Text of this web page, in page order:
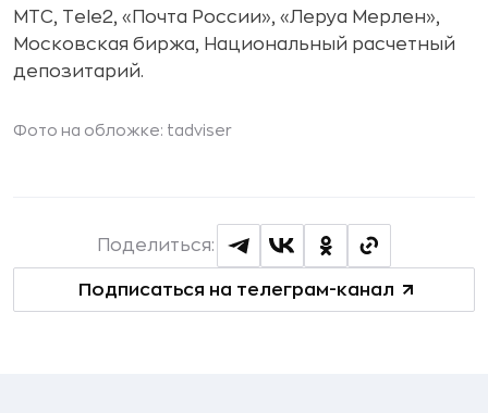
МТС, Tele2, «Почта России», «Леруа Мерлен»,
Московская биржа, Национальный расчетный
депозитарий.
Фото на обложке: tadviser
Подписаться на телеграм-канал
Поделиться: